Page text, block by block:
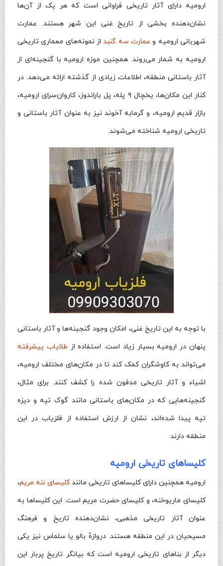
ارومیه دارای آثار تاریخی فراوانی است که هر یک از آن‌ها
نشان‌دهنده بخشی از تاریخ غنی این شهر هستند. عمارت
شهربانی ارومیه و عمارت سه گنبداز نمونه‌های معماری تاریخی
ارومیه به شمار می‌روند. همچنین موزه ارومیه با گنجینه‌ای از
آثار باستانی منطقه، اطلاعات زیادی از گذشته ارائه می‌دهد. در
کنار این مکان‌ها، یخچال ۹ پله، پل باراندوز، کاروان‌سرای ارومیه،
بازار قدیم ارومیه، و گرمابه آخوند نیز به عنوان آثار باستانی و
تاریخی ارومیه شناخته می‌شوند.
با توجه به این تاریخ غنی، امکان وجود گنجینه‌ها و آثار باستانی
پنهان در ارومیه بسیار زیاد است. استفاده از طلایاب پیشرفته
می‌تواند به کاوشگران کمک کند تا در مکان‌های مختلف ارومیه،
اشیاء و آثار تاریخی مدفون شده را کشف کنند. برای مثال،
گنجینه‌هایی که در مکان‌های باستانی مانند گوک تپه و دیزه
تپه پیدا شده‌اند، نشان از ارزش استفاده از فلزیاب در این
منطقه دارند.
کلیساهای تاریخی ارومیه
ارومیه همچنین دارای کلیساهای تاریخی مانندکلیسای ننه مریم،
کلیسای ماریوخنه، و کلیسای حضرت مریم است. این کلیساها به
عنوان آثار تاریخی مذهبی، نشان‌دهنده تاریخ و فرهنگ
مسیحیان در این منطقه هستند. دروازهٔ بالو یا سلماس نیز یکی
دیگر از بناهای تاریخی ارومیه است که بیانگر تاریخ پربار این